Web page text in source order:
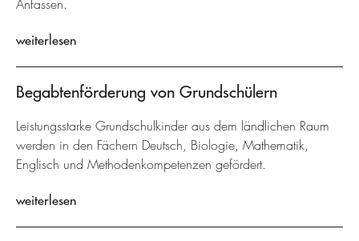
Anfassen.
weiterlesen
Begabtenförderung von Grundschülern
Leistungsstarke Grundschulkinder aus dem ländlichen Raum
werden in den Fächern Deutsch, Biologie, Mathematik,
Englisch und Methodenkompetenzen gefördert.
weiterlesen